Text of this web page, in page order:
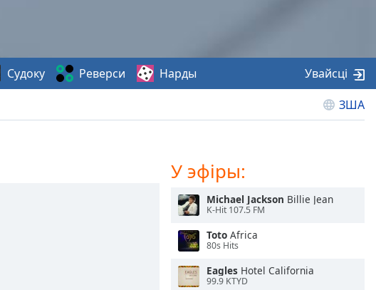
ЗША
Судоку Реверси Нарды Увайсці
У эфіры:
Michael Jackson Billie Jean
K-Hit 107.5 FM
Toto Africa
80s Hits
Eagles Hotel California
99.9 KTYD